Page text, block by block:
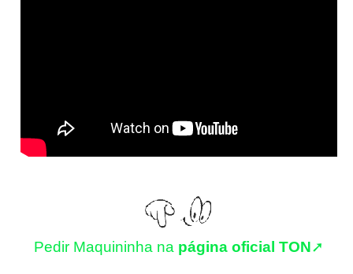
Pedir Maquininha na página oficial TON➚